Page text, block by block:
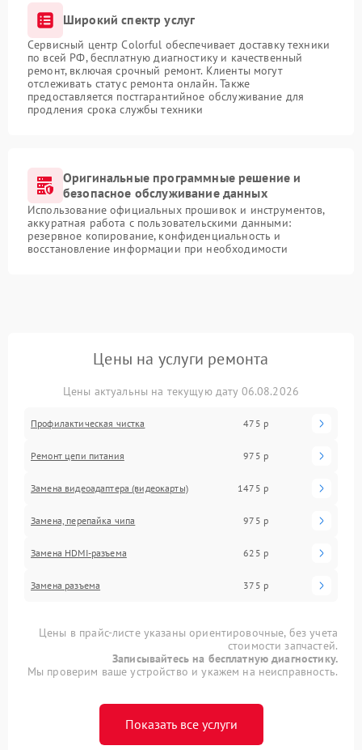
Широкий спектр услуг
Сервисный центр Colorful обеспечивает доставку техники
по всей РФ, бесплатную диагностику и качественный
ремонт, включая срочный ремонт. Клиенты могут
отслеживать статус ремонта онлайн. Также
предоставляется постгарантийное обслуживание для
продления срока службы техники
Оригинальные программные решение и
безопасное обслуживание данных
Использование официальных прошивок и инструментов,
аккуратная работа с пользовательскими данными:
резервное копирование, конфиденциальность и
восстановление информации при необходимости
Цены на услуги ремонта
Цены актуальны на текущую дату 06.08.2026
Профилактическая чистка 475 р
Ремонт цепи питания 975 р
Замена видеоадаптера (видеокарты) 1475 р
Замена, перепайка чипа 975 р
Замена HDMI-разъема 625 р
Замена разъема 375 р
Цены в прайс-листе указаны ориентировочные, без учета
стоимости запчастей.
Записывайтесь на бесплатную диагностику.
Мы проверим ваше устройство и укажем на неисправность.
Показать все услуги